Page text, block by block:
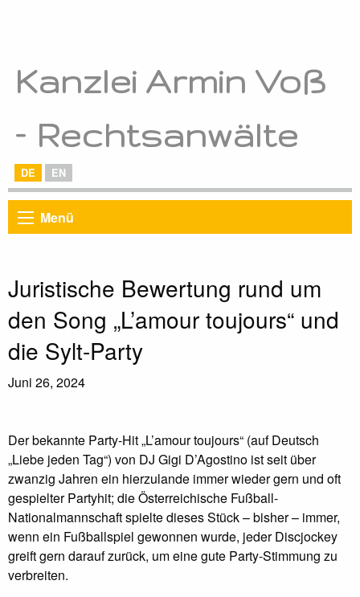
Kanzlei Armin Voß
– Rechtsanwälte
DE EN
Menü
Juristische Bewertung rund um
den Song „L’amour toujours“ und
die Sylt-Party
Juni 26, 2024
Der bekannte Party-Hit „L’amour toujours“ (auf Deutsch
„Liebe jeden Tag“) von DJ Gigi D’Agostino ist seit über
zwanzig Jahren ein hierzulande immer wieder gern und oft
gespielter Partyhit; die Österreichische Fußball-
Nationalmannschaft spielte dieses Stück – bisher – immer,
wenn ein Fußballspiel gewonnen wurde, jeder Discjockey
greift gern darauf zurück, um eine gute Party-Stimmung zu
verbreiten.